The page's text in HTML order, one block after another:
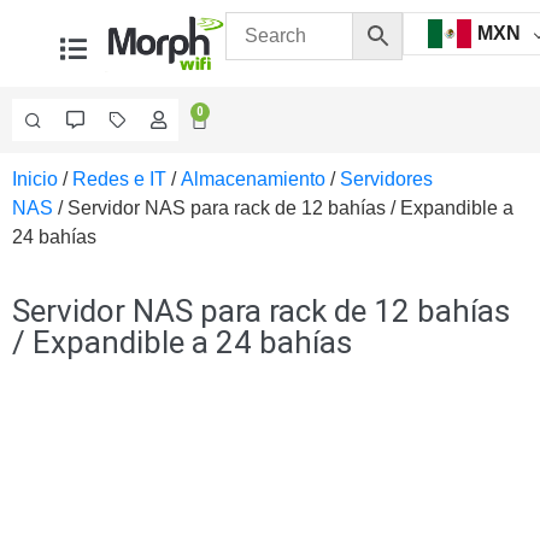
MXN
0
Videovigilancia
Accesorios
Generales
Ethernet y
FibraAccesorios
para
Inicio / Redes e IT /Almacenamiento / Servidores
NAS / Servidor NAS para rack de 12 bahías / Expandible a
24 bahías
Servidor NAS para rack de 12 bahías
/ Expandible a 24 bahías